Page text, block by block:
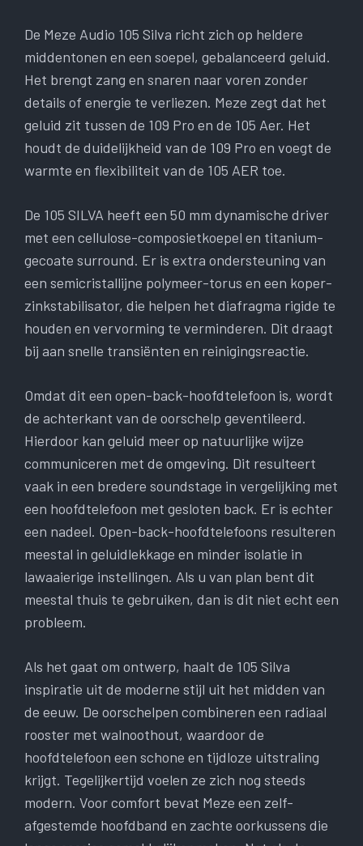
De Meze Audio 105 Silva richt zich op heldere
middentonen en een soepel, gebalanceerd geluid.
Het brengt zang en snaren naar voren zonder
details of energie te verliezen. Meze zegt dat het
geluid zit tussen de 109 Pro en de 105 Aer. Het
houdt de duidelijkheid van de 109 Pro en voegt de
warmte en flexibiliteit van de 105 AER toe.
De 105 SILVA heeft een 50 mm dynamische driver
met een cellulose-composietkoepel en titanium-
gecoate surround. Er is extra ondersteuning van
een semicristallijne polymeer-torus en een koper-
zinkstabilisator, die helpen het diafragma rigide te
houden en vervorming te verminderen. Dit draagt
bij aan snelle transiënten en reinigingsreactie.
Omdat dit een open-back-hoofdtelefoon is, wordt
de achterkant van de oorschelp geventileerd.
Hierdoor kan geluid meer op natuurlijke wijze
communiceren met de omgeving. Dit resulteert
vaak in een bredere soundstage in vergelijking met
een hoofdtelefoon met gesloten back. Er is echter
een nadeel. Open-back-hoofdtelefoons resulteren
meestal in geluidlekkage en minder isolatie in
lawaaierige instellingen. Als u van plan bent dit
meestal thuis te gebruiken, dan is dit niet echt een
probleem.
Als het gaat om ontwerp, haalt de 105 Silva
inspiratie uit de moderne stijl uit het midden van
de eeuw. De oorschelpen combineren een radiaal
rooster met walnoothout, waardoor de
hoofdtelefoon een schone en tijdloze uitstraling
krijgt. Tegelijkertijd voelen ze zich nog steeds
modern. Voor comfort bevat Meze een zelf-
afgestemde hoofdband en zachte oorkussens die